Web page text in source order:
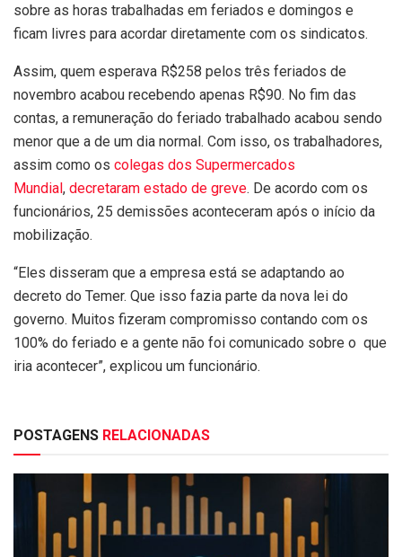
sobre as horas trabalhadas em feriados e domingos e
ficam livres para acordar diretamente com os sindicatos.
Assim, quem esperava R$258 pelos três feriados de
novembro acabou recebendo apenas R$90. No fim das
contas, a remuneração do feriado trabalhado acabou sendo
menor que a de um dia normal. Com isso, os trabalhadores,
assim como os colegas dos Supermercados
Mundial , decretaram estado de greve. De acordo com os
funcionários, 25 demissões aconteceram após o início da
mobilização.
“Eles disseram que a empresa está se adaptando ao
decreto do Temer. Que isso fazia parte da nova lei do
governo. Muitos fizeram compromisso contando com os
100% do feriado e a gente não foi comunicado sobre o que
iria acontecer”, explicou um funcionário.
POSTAGENS RELACIONADAS